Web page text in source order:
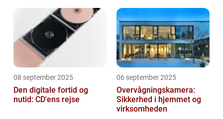
08 september 2025
Den digitale fortid og
nutid: CD'ens rejse
06 september 2025
Overvågningskamera:
Sikkerhed i hjemmet og
virksomheden